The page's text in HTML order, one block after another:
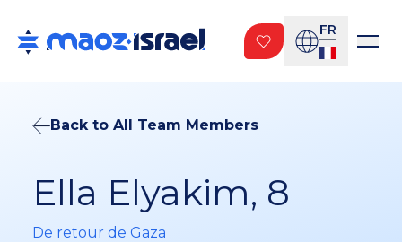
FR
Back to All Team Members
Ella Elyakim, 8
De retour de Gaza